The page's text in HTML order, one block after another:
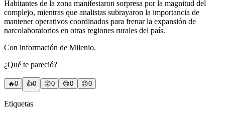
Habitantes de la zona manifestaron sorpresa por la magnitud del
complejo, mientras que analistas subrayaron la importancia de
mantener operativos coordinados para frenar la expansión de
narcolaboratorios en otras regiones rurales del país.
Con información de Milenio.
¿Qué te pareció?
🔥0 👍0 😲0 😢0 😠0
Etiquetas